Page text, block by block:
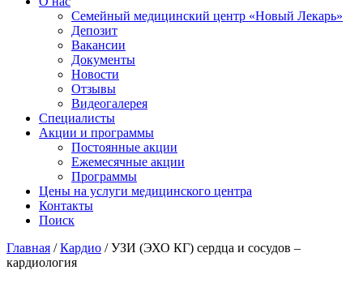
Семейный медицинский центр «Новый Лекарь»
Депозит
Вакансии
Документы
Новости
Отзывы
Видеогалерея
Специалисты
Акции и программы
Постоянные акции
Ежемесячные акции
Программы
Цены на услуги медицинского центра
Контакты
Поиск
Главная / Кардио / УЗИ (ЭХО КГ) сердца и сосудов –
кардиология